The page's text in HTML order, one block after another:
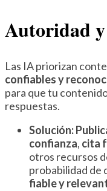
Autoridad
Las IA priorizan
confiables y
para que tu
respuestas.
Solución:
confianza, cita
otros recursos
probabilidad de
fiable y